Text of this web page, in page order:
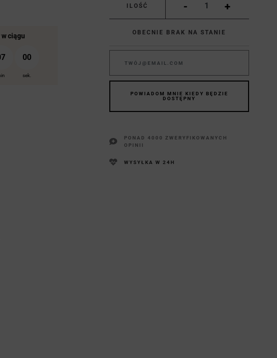
ciągu
59
sek.
ILOŚĆ - +
OBECNIE BRAK NA STANIE
POWIADOM MNIE KIEDY BĘDZIE
DOSTĘPNY
PONAD 4000 ZWERYFIKOWANYCH
OPINII
WYSYŁKA W 24H